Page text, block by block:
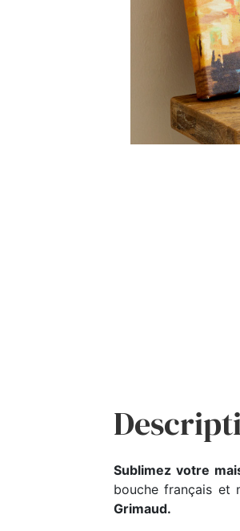
Sublimez votre
bouche français et
Grimaud.